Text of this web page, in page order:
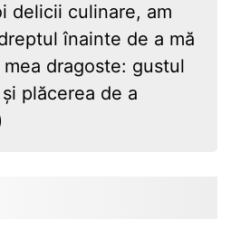
delicii culinare, am
înainte de a mă
dragoste: gustul
plăcerea de a